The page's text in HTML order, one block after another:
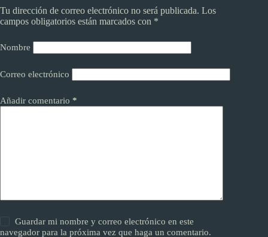
Tu dirección de correo electrónico no será publicada. Los
campos obligatorios están marcados con *
Nombre
Correo electrónico
Añadir comentario *
Guardar mi nombre y correo electrónico en este
navegador para la próxima vez que haga un comentario.